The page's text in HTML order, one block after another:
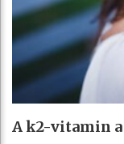
A k2-vitamin a